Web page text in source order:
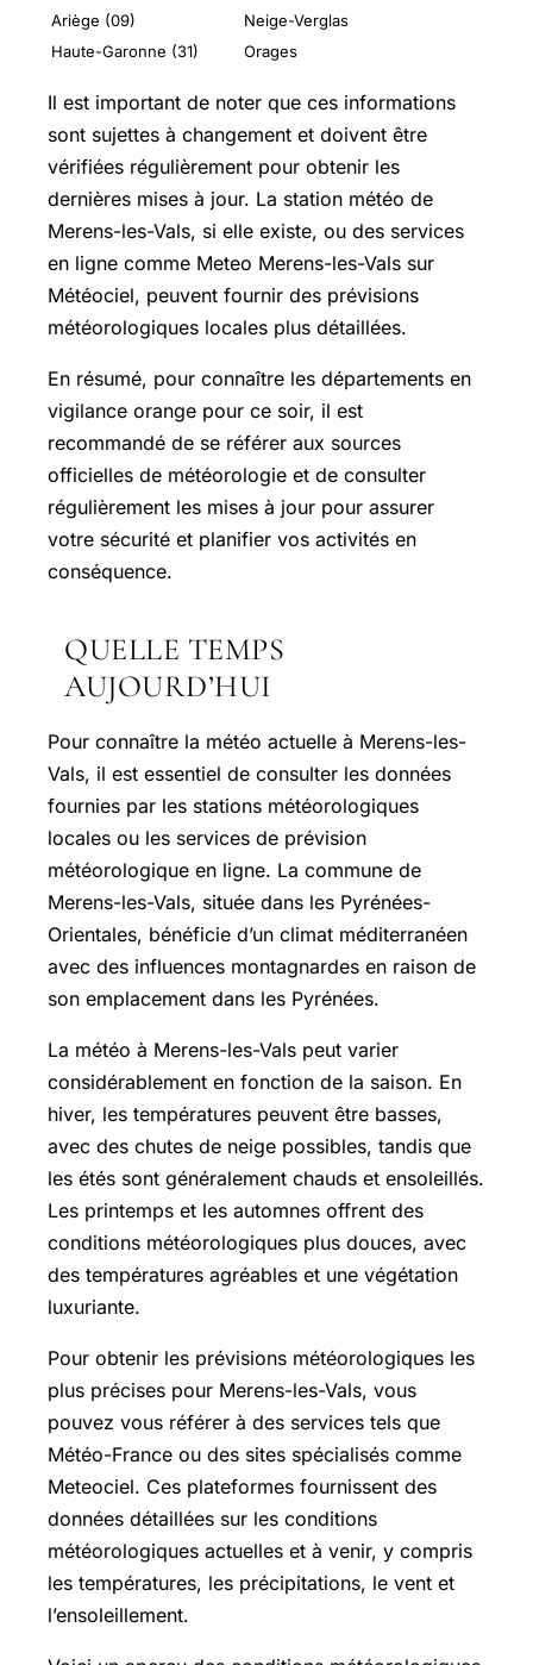
Ariège (09)
Neige-Verglas
Haute-Garonne (31)
Orages
Il est important de noter que ces informations
sont sujettes à changement et doivent être
vérifiées régulièrement pour obtenir les
dernières mises à jour. La station météo de
Merens-les-Vals, si elle existe, ou des services
en ligne comme Meteo Merens-les-Vals sur
Météociel, peuvent fournir des prévisions
météorologiques locales plus détaillées.
En résumé, pour connaître les départements en
vigilance orange pour ce soir, il est
recommandé de se référer aux sources
officielles de météorologie et de consulter
régulièrement les mises à jour pour assurer
votre sécurité et planifier vos activités en
conséquence.
QUELLE TEMPS
AUJOURD’HUI
Pour connaître la météo actuelle à Merens-les-
Vals, il est essentiel de consulter les données
fournies par les stations météorologiques
locales ou les services de prévision
météorologique en ligne. La commune de
Merens-les-Vals, située dans les Pyrénées-
Orientales, bénéficie d’un climat méditerranéen
avec des influences montagnardes en raison de
son emplacement dans les Pyrénées.
La météo à Merens-les-Vals peut varier
considérablement en fonction de la saison. En
hiver, les températures peuvent être basses,
avec des chutes de neige possibles, tandis que
les étés sont généralement chauds et ensoleillés.
Les printemps et les automnes offrent des
conditions météorologiques plus douces, avec
des températures agréables et une végétation
luxuriante.
Pour obtenir les prévisions météorologiques les
plus précises pour Merens-les-Vals, vous
pouvez vous référer à des services tels que
Météo-France ou des sites spécialisés comme
Meteociel. Ces plateformes fournissent des
données détaillées sur les conditions
météorologiques actuelles et à venir, y compris
les températures, les précipitations, le vent et
l’ensoleillement.